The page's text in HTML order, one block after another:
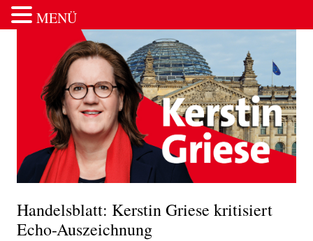
Zum Inhalt springen
Handelsblatt: Kerstin Griese kritisiert
Echo-Auszeichnung
MENÜ